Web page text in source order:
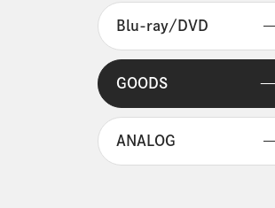
Blu-ray/DVD
GOODS
ANALOG